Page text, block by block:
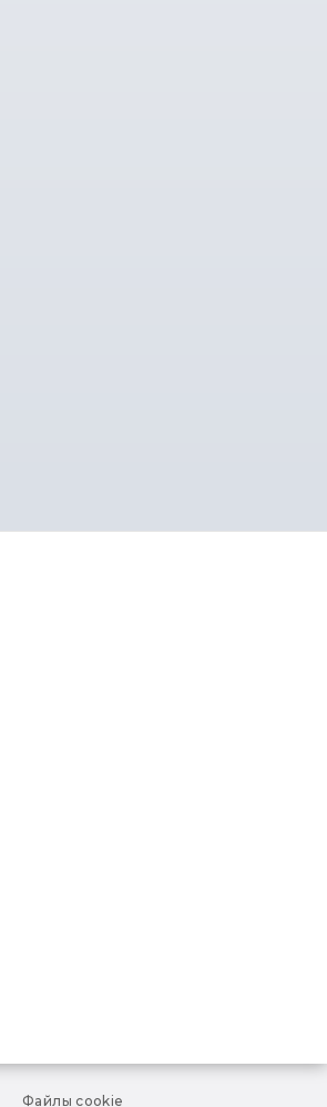
Файлы cookie